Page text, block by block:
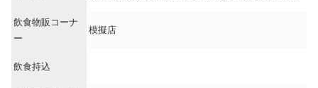
飲食物販コーナ
ー
模擬店
飲食持込